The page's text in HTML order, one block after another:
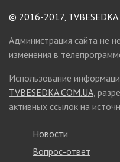
© 2016-2017,
Администрация сайта не
изменения в
Использование
TVBESEDKA.COM.UA ,
активных ссылок на
Новости
Вопрос-ответ